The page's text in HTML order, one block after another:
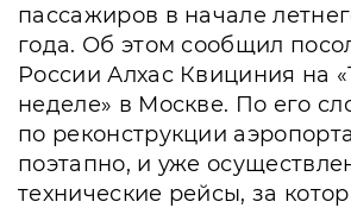
пассажиров в начале
года. Об этом сообщил
России Алхас Квициния на
неделе» в Москве. По его
по реконструкции
поэтапно, и уже
технические рейсы, за